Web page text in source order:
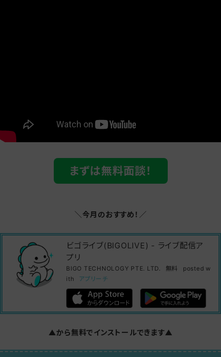
まずは無料面談！
＼今月のおすすめ！／
ビゴライブ(BIGOLIVE) ‐ ライブ配信ア
プリ
BIGO TECHNOLOGY PTE. LTD. 無料
posted w
ith
アプリーチ
▲から無料でインストールできます▲